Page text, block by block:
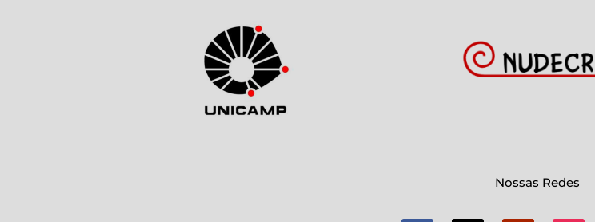
Nossas Redes